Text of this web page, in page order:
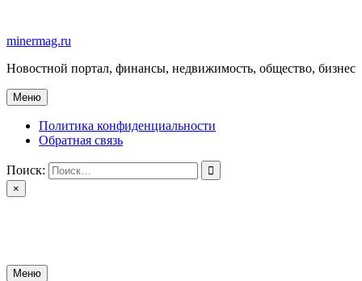
содержимому
minermag.ru
Новостной портал, финансы, недвижимость, общество, бизнес
Меню
Политика конфиденциальности
Обратная связь
Поиск:
×
Меню